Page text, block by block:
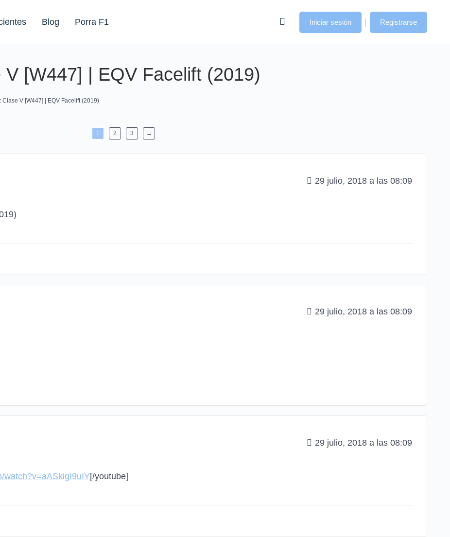
Blog Porra F1 Iniciar sesión | Registrarse
[W447] | EQV Facelift (2019)
Clase V [W447] | EQV Facelift (2019)
1 2 3 →
29 julio, 2018 a las 08:09
29 julio, 2018 a las 08:09
29 julio, 2018 a las 08:09
watch?v=aASkigI9uIY[/youtube]